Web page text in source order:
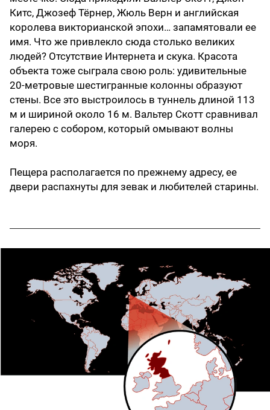
Китс, Джозеф Тёрнер, Жюль Верн и английская
королева викторианской эпохи… запамятовали ее
имя. Что же привлекло сюда столько великих
людей? Отсутствие Интернета и скука. Красота
объекта тоже сыграла свою роль: удивительные
20-метровые шестигранные колонны образуют
стены. Все это выстроилось в туннель длиной 113
м и шириной около 16 м. Вальтер Скотт сравнивал
галерею с собором, который омывают волны
моря.
Пещера располагается по прежнему адресу, ее
двери распахнуты для зевак и любителей старины.